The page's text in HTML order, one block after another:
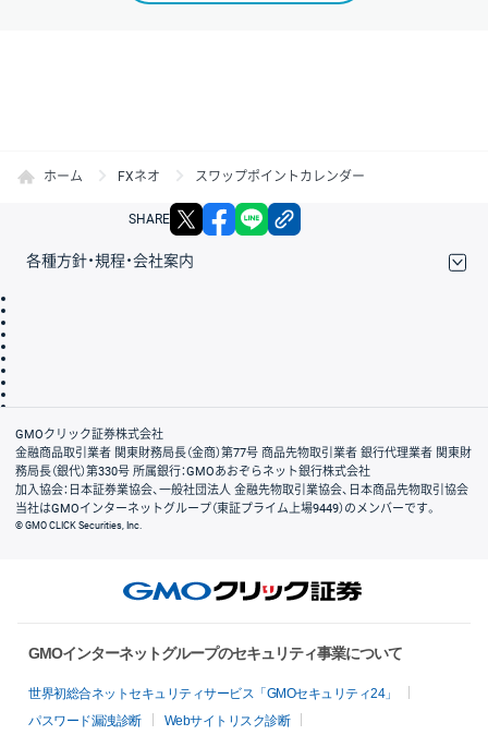
ホーム FXネオ スワップポイントカレンダー
SHARE X facebook
各種方針・規程・会社案内
会社案内
GMOクリック証券株式会社
金融商品取引業者 関東財務局長（金商）第77号 商品先物取引業者 銀行代理業者 関東財
務局長（銀代）第330号 所属銀行：GMOあおぞらネット銀行株式会社
加入協会：日本証券業協会、一般社団法人 金融先物取引業協会、日本商品先物取引協会
当社はGMOインターネットグループ（東証プライム上場9449）のメンバーです。
© GMO CLICK Securities, Inc.
GMOインターネットグループのセキュリティ事業について
世界初総合ネットセキュリティサービス「GMOセキュリティ24」
パスワード漏洩診断
Webサイトリスク診断